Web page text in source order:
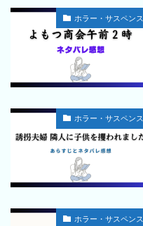
ホラー・サスペンス
ホラー・サスペンス
ホラー・サスペンス